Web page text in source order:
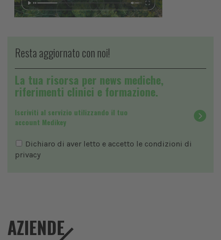
Resta aggiornato con noi!
La tua risorsa per news mediche,
riferimenti clinici e formazione.
Iscriviti al servizio utilizzando il tuo
account Medikey
Dichiaro di aver letto e accetto le condizioni di
privacy
AZIENDE